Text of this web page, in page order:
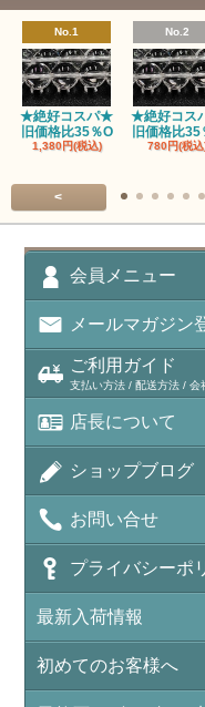
アズロマラカイト（
アパタイト
アベンチュリン(クォーツ
アマゾナイト（天河石/
アポフィライト（
アメジスト（紫水晶/
アメシスティンクォーツ（
ラベンダーアメジスト
アメトリン（紫黄水晶/
アラゴナイト（霰石/
アンデシン（チベット産日
アンフィボールインクォー
アンフィボールロック/角
イーグルアイ（EagleEye）
インカローズ（ロードクロ
No.1
★絶好コスパ★
旧価格比35％O
1,380円(税込)
No.2
★絶好コス
旧価格比35
780円(税込
<
会員メニュー
メールマガジン
ご利用ガイド
支払い方法 / 配送方法 / 会
店長について
ショップブログ
お問い合せ
プライバシーポ
最新入荷情報
初めてのお客様へ